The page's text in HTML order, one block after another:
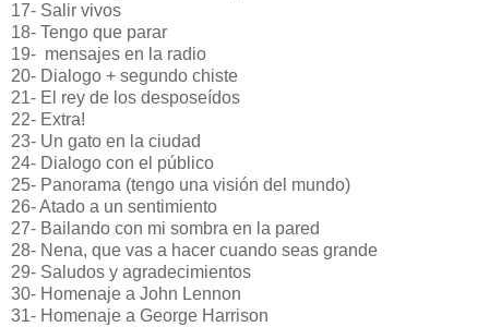
17- Salir vivos
18- Tengo que parar
19- mensajes en la radio
20- Dialogo + segundo chiste
21- El rey de los desposeídos
22- Extra!
23- Un gato en la ciudad
24- Dialogo con el público
25- Panorama (tengo una visión del mundo)
26- Atado a un sentimiento
27- Bailando con mi sombra en la pared
28- Nena, que vas a hacer cuando seas grande
29- Saludos y agradecimientos
30- Homenaje a John Lennon
31- Homenaje a George Harrison